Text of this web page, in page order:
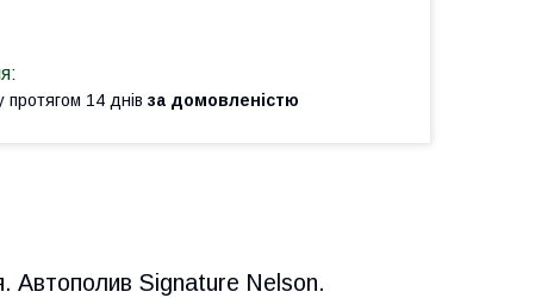
протягом 14 днів за домовленістю
Автополив Signature Nelson.